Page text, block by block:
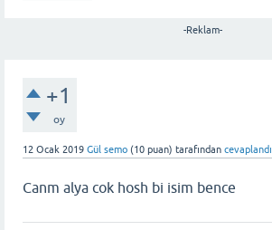
-Reklam-
+1
oy
12 Ocak 2019 Gül semo (10 puan) tarafından cevaplandı
Canm alya cok hosh bi isim bence